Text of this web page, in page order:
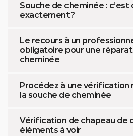
Souche de cheminée : c’est
exactement ?
Le recours à un
obligatoire pour une
cheminée
Procédez à une vérification
la souche de cheminée
Vérification de chapeau de
éléments à voir